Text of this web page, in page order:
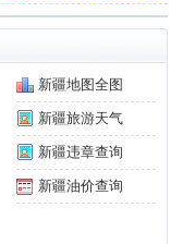
新疆地图全图
新疆旅游天气
新疆违章查询
新疆油价查询